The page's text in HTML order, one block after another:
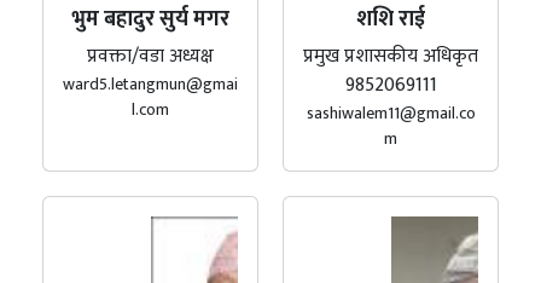
भुम बहादुर सुर्य मगर
प्रवक्ता/वडा अध्यक्ष
ward5.letangmun@gmai
l.com
शशि राई
प्रमुख प्रशासकीय अधिकृत
9852069111
sashiwalem11@gmail.co
m